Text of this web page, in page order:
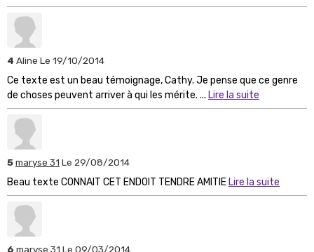
4 Aline Le 19/10/2014
Ce texte est un beau témoignage, Cathy. Je pense que ce genre
de choses peuvent arriver à qui les mérite. ... Lire la suite
5maryse 31 Le 29/08/2014
Beau texte CONNAIT CET ENDOIT TENDRE AMITIE Lire la suite
6 maryse 31 Le 09/03/2014